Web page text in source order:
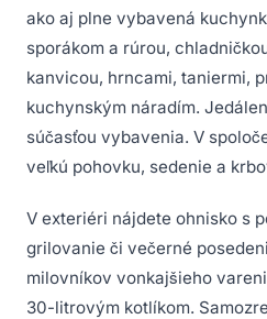
ako aj plne vybavená
sporákom a rúrou,
kanvicou, hrncami, taniermi,
kuchynským náradím.
súčasťou vybavenia. V
veľkú pohovku, sedenie a
V exteriéri nájdete ohnisko s
grilovanie či večerné
milovníkov vonkajšieho
30-litrovým kotlíkom.